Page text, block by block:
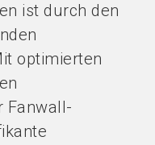
ist durch den
optimierten
Fanwall-